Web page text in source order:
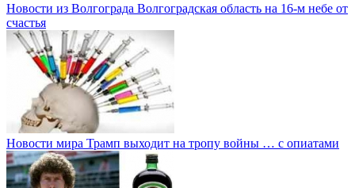
Новости из Волгограда Волгоградская область на 16-м небе от
счастья
Новости мира Трамп выходит на тропу войны … с опиатами